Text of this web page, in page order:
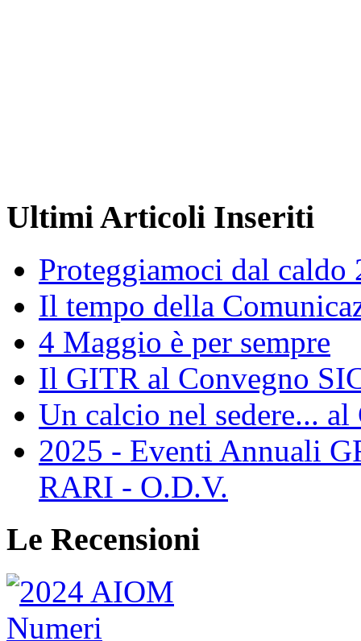
Ultimi Articoli Inseriti
Proteggiamoci dal caldo
Il tempo della
4 Maggio è per sempre
Il GITR al Convegno
Un calcio nel sedere...
2025 - Eventi Annuali
RARI - O.D.V.
Le Recensioni